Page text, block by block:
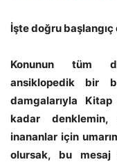
İşte doğru
Konunun tüm
ansiklopedik bir
damgalarıyla
kadar
inananlar için
olursak, bu mesaj